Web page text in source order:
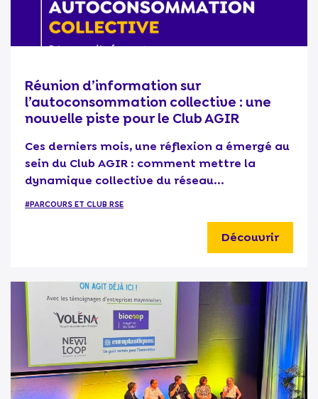
Réunion d’information sur
l’autoconsommation collective : une
nouvelle piste pour le Club AGIR
Ces derniers mois, une réflexion a émergé au
sein du Club AGIR : comment mettre la
dynamique collective du réseau...
#PARCOURS ET CLUB RSE
Découvrir